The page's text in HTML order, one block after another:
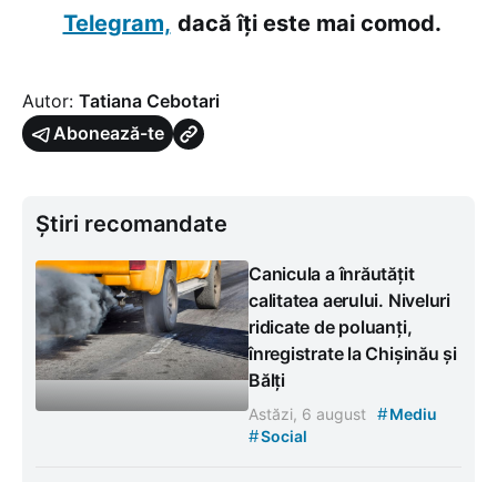
Telegram, dacă îți este mai comod.
Autor: Tatiana Cebotari
Abonează-te
Știri recomandate
Canicula a înrăutățit
calitatea aerului. Niveluri
ridicate de poluanți,
înregistrate la Chișinău și
Bălți
Astăzi, 6 august #Mediu
#Social